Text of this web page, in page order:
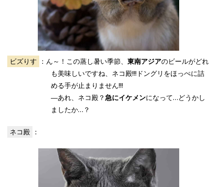
ビズりす ：ん～！この蒸し暑い季節、 東南アジアのビールがどれ
も美味しいですね、ネコ殿!!!ドングリをほっぺに詰
める手が止まりません!!!
―あれ、ネコ殿？急にイケメンになって…どうかし
ましたか…？
ネコ殿 ：